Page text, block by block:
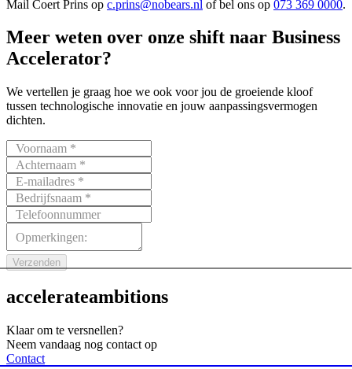
Mail Coert Prins op c.prins@nobears.nl of bel ons op 073 369 0000.
Meer weten over onze shift naar Business
Accelerator?
We vertellen je graag hoe we ook voor jou de groeiende kloof
tussen technologische innovatie en jouw aanpassingsvermogen
dichten.
Voornaam *
Achternaam *
E-mailadres *
Bedrijfsnaam *
Telefoonnummer
Opmerkingen:
Verzenden
accelerateambitions
Klaar om te versnellen?
Neem vandaag nog contact op
Contact